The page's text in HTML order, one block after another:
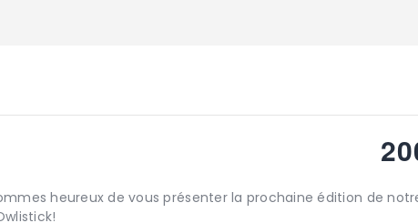
heureux de vous présenter la prochaine édition de
!